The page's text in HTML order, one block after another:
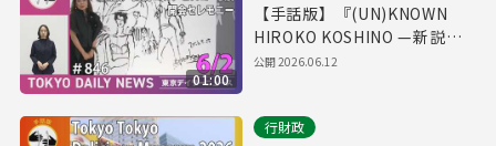
01:00
【手話版】『(UN)KNOWN
HIROKO KOSHINO —新説／
真説 コシノヒロコ—』展 開会
No.846）
公開2026.06.12
行財政